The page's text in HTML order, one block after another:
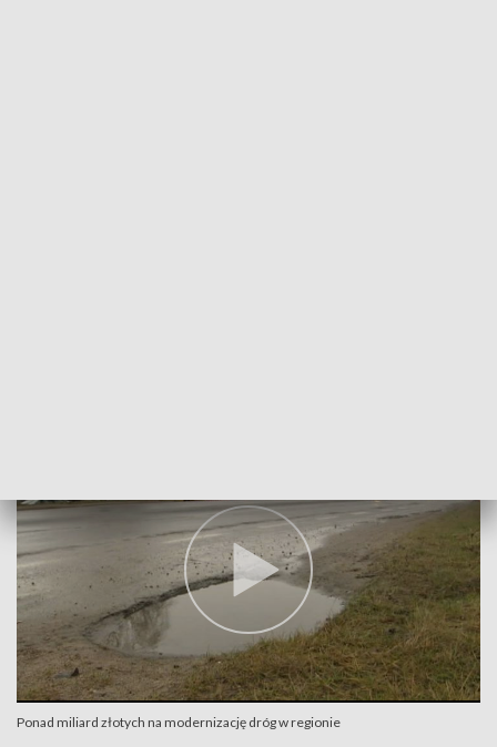
Ponad miliard złotych na modernizację dróg w regionie